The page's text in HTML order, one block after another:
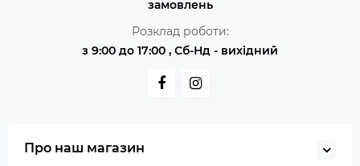
замовлень
Розклад роботи:
з 9:00 до 17:00 , Сб-Нд - вихідний
Про наш магазин